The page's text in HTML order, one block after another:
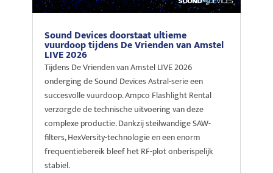
Sound Devices doorstaat ultieme
vuurdoop tijdens De Vrienden van Amstel
LIVE 2026
Tijdens De Vrienden van Amstel LIVE 2026
onderging de Sound Devices Astral-serie een
succesvolle vuurdoop. Ampco Flashlight Rental
verzorgde de technische uitvoering van deze
complexe productie. Dankzij steilwandige SAW-
filters, HexVersity-technologie en een enorm
frequentiebereik bleef het RF-plot onberispelijk
stabiel.